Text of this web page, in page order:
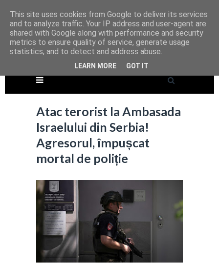
Atac terorist la Ambasada
Israelului din Serbia!
Agresorul, împușcat
mortal de poliție
This site uses cookies from Google to deliver its services
and to analyze traffic. Your IP address and user-agent are
shared with Google along with performance and security
metrics to ensure quality of service, generate usage
statistics, and to detect and address abuse.
LEARN MORE GOT IT